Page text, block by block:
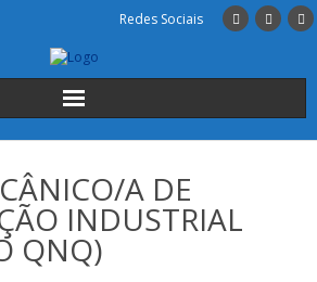
Redes Sociais
A DE
INDUSTRIAL
QNQ)